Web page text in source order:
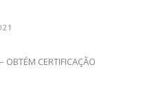
OBTÉM CERTIFICAÇÃO